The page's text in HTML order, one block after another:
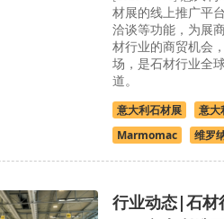
材展的线上推广平
洽谈等功能，为展
材行业的商贸机会
场，是石材行业全
道。
意大利石材展
意大
Marmomac
维罗
行业动态|石材